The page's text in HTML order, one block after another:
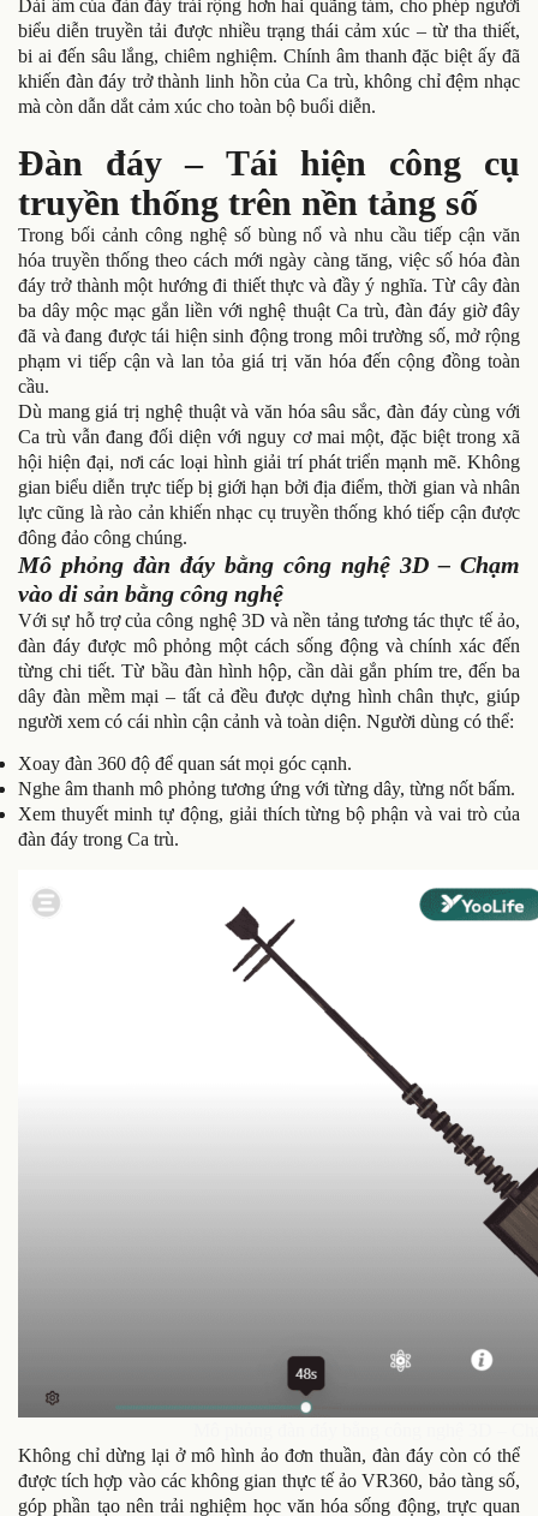
Dải âm của đàn đáy trải rộng hơn hai quãng tám, cho phép người
biểu diễn truyền tải được nhiều trạng thái cảm xúc – từ tha thiết,
bi ai đến sâu lắng, chiêm nghiệm. Chính âm thanh đặc biệt ấy đã
khiến đàn đáy trở thành linh hồn của Ca trù, không chỉ đệm nhạc
mà còn dẫn dắt cảm xúc cho toàn bộ buổi diễn.
Đàn đáy – Tái hiện công cụ
truyền thống trên nền tảng số
Trong bối cảnh công nghệ số bùng nổ và nhu cầu tiếp cận văn
hóa truyền thống theo cách mới ngày càng tăng, việc số hóa đàn
đáy trở thành một hướng đi thiết thực và đầy ý nghĩa. Từ cây đàn
ba dây mộc mạc gắn liền với nghệ thuật Ca trù, đàn đáy giờ đây
đã và đang được tái hiện sinh động trong môi trường số, mở rộng
phạm vi tiếp cận và lan tỏa giá trị văn hóa đến cộng đồng toàn
cầu.
Dù mang giá trị nghệ thuật và văn hóa sâu sắc, đàn đáy cùng với
Ca trù vẫn đang đối diện với nguy cơ mai một, đặc biệt trong xã
hội hiện đại, nơi các loại hình giải trí phát triển mạnh mẽ. Không
gian biểu diễn trực tiếp bị giới hạn bởi địa điểm, thời gian và nhân
lực cũng là rào cản khiến nhạc cụ truyền thống khó tiếp cận được
đông đảo công chúng.
Mô phỏng đàn đáy bằng công nghệ 3D – Chạm
vào di sản bằng công nghệ
Với sự hỗ trợ của công nghệ 3D và nền tảng tương tác thực tế ảo,
đàn đáy được mô phỏng một cách sống động và chính xác đến
từng chi tiết. Từ bầu đàn hình hộp, cần dài gắn phím tre, đến ba
dây đàn mềm mại – tất cả đều được dựng hình chân thực, giúp
người xem có cái nhìn cận cảnh và toàn diện. Người dùng có thể:
Xoay đàn 360 độ để quan sát mọi góc cạnh.
Nghe âm thanh mô phỏng tương ứng với từng dây, từng nốt bấm.
Xem thuyết minh tự động, giải thích từng bộ phận và vai trò của
đàn đáy trong Ca trù.
Không chỉ dừng lại ở mô hình ảo đơn thuần, đàn đáy còn có thể
được tích hợp vào các không gian thực tế ảo VR360, bảo tàng số,
góp phần tạo nên trải nghiệm học văn hóa sống động, trực quan